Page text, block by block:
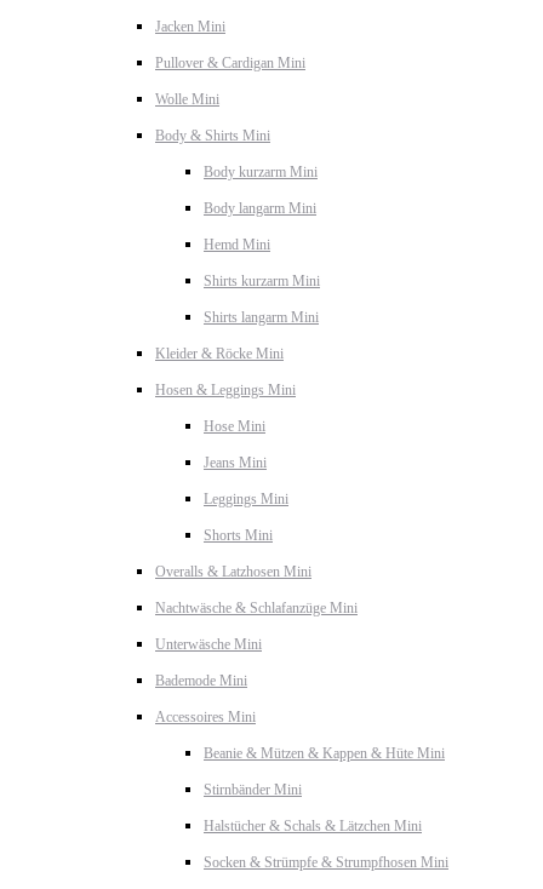
Jacken Mini
Pullover & Cardigan Mini
Wolle Mini
Body & Shirts Mini
Body kurzarm Mini
Body langarm Mini
Hemd Mini
Shirts kurzarm Mini
Shirts langarm Mini
Kleider & Röcke Mini
Hosen & Leggings Mini
Hose Mini
Jeans Mini
Leggings Mini
Shorts Mini
Overalls & Latzhosen Mini
Nachtwäsche & Schlafanzüge Mini
Unterwäsche Mini
Bademode Mini
Accessoires Mini
Beanie & Mützen & Kappen & Hüte Mini
Stirnbänder Mini
Halstücher & Schals & Lätzchen Mini
Socken & Strümpfe & Strumpfhosen Mini